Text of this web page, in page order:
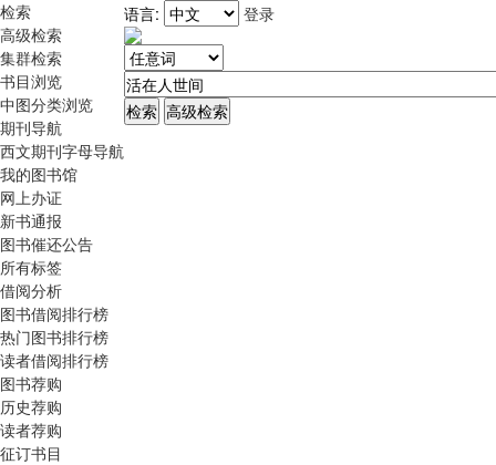
检索
高级检索
集群检索
书目浏览
中图分类浏览
期刊导航
西文期刊字母导航
我的图书馆
网上办证
新书通报
图书催还公告
所有标签
借阅分析
图书借阅排行榜
热门图书排行榜
读者借阅排行榜
图书荐购
历史荐购
读者荐购
征订书目
语言: 登录